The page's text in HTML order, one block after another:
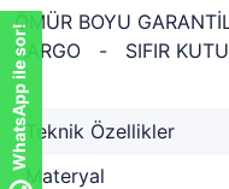
ÖMÜR BOYU
KARGO - SIFIR
Teknik Özellikler
Materyal
WhatsApp ile sor!